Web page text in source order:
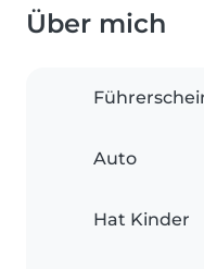
Über mich
Auto
Hat Kinder